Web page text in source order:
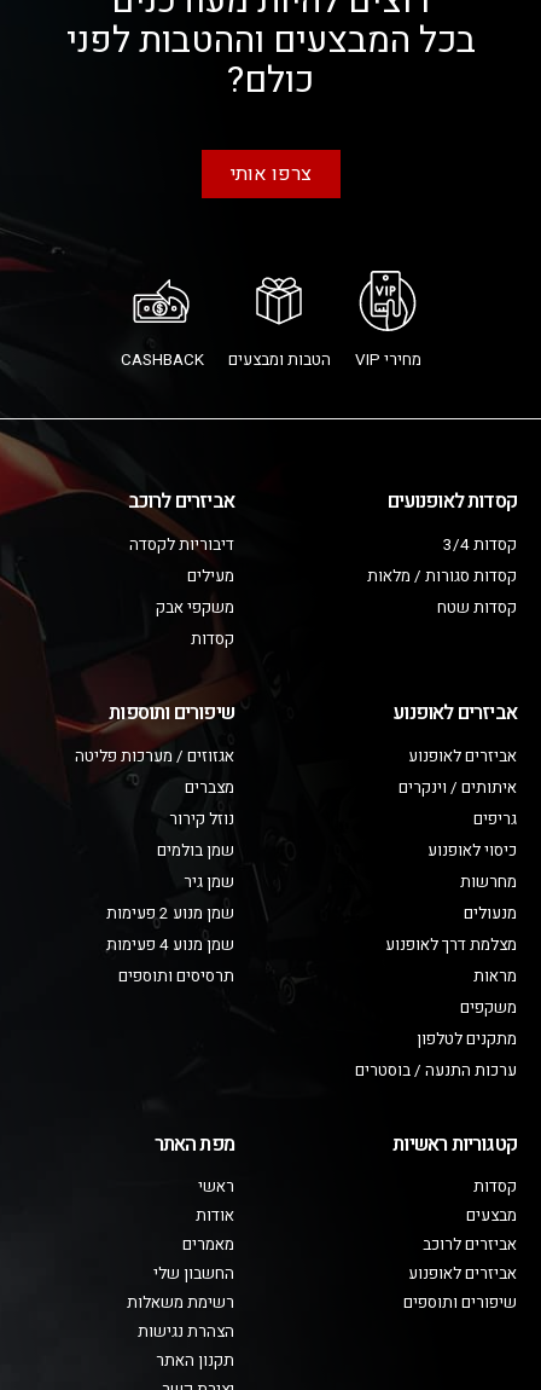
בכל המבצעים וההטבות לפני
כולם?
צרפו אותי
מחירי VIP הטבות ומבצעים CASHBACK
קסדות לאופנועים
קסדות 3/4
קסדות סגורות / מלאות
קסדות שטח
אביזרים לרוכב
דיבוריות לקסדה
מעילים
משקפי אבק
קסדות
אביזרים לאופנוע
אביזרים לאופנוע
איתותים / וינקרים
גריפים
כיסוי לאופנוע
מחרשות
מנעולים
מצלמת דרך לאופנוע
מראות
משקפים
מתקנים לטלפון
ערכות התנעה / בוסטרים
שיפורים ותוספות
אגזוזים / מערכות פליטה
מצברים
נוזל קירור
שמן בולמים
שמן גיר
שמן מנוע 2 פעימות
שמן מנוע 4 פעימות
תרסיסים ותוספים
קטגוריות ראשיות
קסדות
מבצעים
אביזרים לרוכב
אביזרים לאופנוע
שיפורים ותוספים
מפת האתר
ראשי
אודות
מאמרים
החשבון שלי
רשימת משאלות
הצהרת נגישות
תקנון האתר